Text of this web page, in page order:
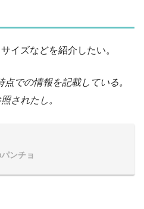
イズなどを紹介したい。
での情報を記載している。
されたし。
ンチョ